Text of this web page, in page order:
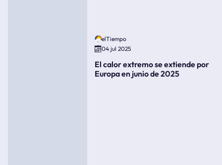
elTiempo
04 jul 2025
El calor extremo se extiende por
Europa en junio de 2025